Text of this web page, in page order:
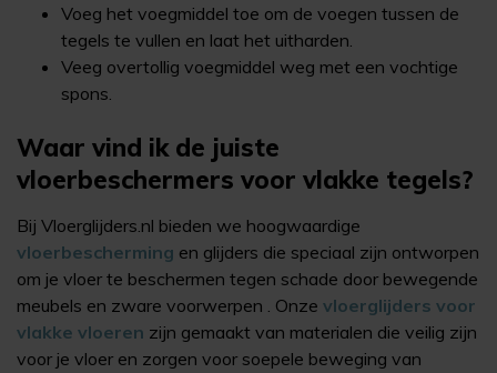
Voeg het voegmiddel toe om de voegen tussen de
tegels te vullen en laat het uitharden.
Veeg overtollig voegmiddel weg met een vochtige
spons.
Waar vind ik de juiste
vloerbeschermers voor vlakke tegels?
Bij Vloerglijders.nl bieden we hoogwaardige
vloerbescherming en glijders die speciaal zijn ontworpen
om je vloer te beschermen tegen schade door bewegende
meubels en zware voorwerpen . Onze vloerglijders voor
vlakke vloeren zijn gemaakt van materialen die veilig zijn
voor je vloer en zorgen voor soepele beweging van